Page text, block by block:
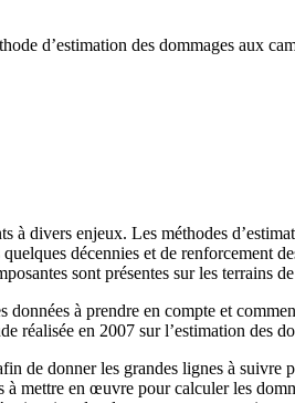
d’estimation des dommages aux
à divers enjeux. Les méthodes
décennies et de renforcement
sont présentes sur les terrains
à prendre en compte et
réalisée en 2007 sur l’estimation
de donner les grandes lignes à suivre
mettre en œuvre pour calculer les